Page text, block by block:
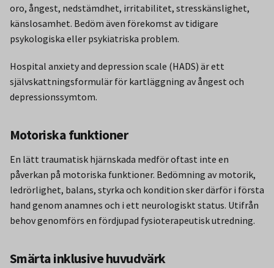
oro, ångest, nedstämdhet, irritabilitet, stresskänslighet,
känslosamhet. Bedöm även förekomst av tidigare
psykologiska eller psykiatriska problem.
Hospital anxiety and depression scale (HADS) är ett
självskattningsformulär för kartläggning av ångest och
depressionssymtom.
Motoriska funktioner
En lätt traumatisk hjärnskada medför oftast inte en
påverkan på motoriska funktioner. Bedömning av motorik,
ledrörlighet, balans, styrka och kondition sker därför i första
hand genom anamnes och i ett neurologiskt status. Utifrån
behov genomförs en fördjupad fysioterapeutisk utredning.
Smärta inklusive huvudvärk